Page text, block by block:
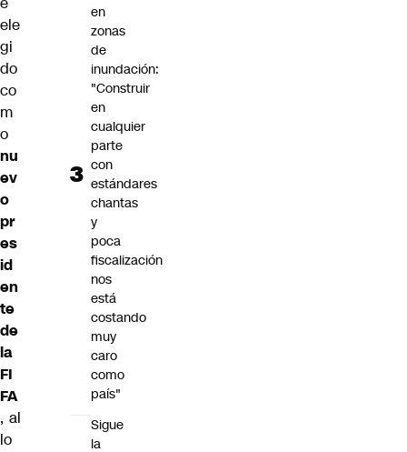
ele
gi
do
co
m
o
nu
ev
o
pr
es
id
en
te
de
la
FI
FA
, al
lo
en
zonas
de
inundación:
"Construir
en
cualquier
parte
con
estándares
chantas
y
poca
fiscalización
nos
está
costando
muy
caro
como
país"
Sigue
la